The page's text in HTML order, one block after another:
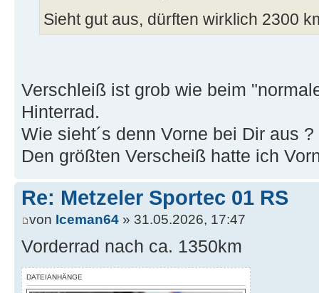
Sieht gut aus, dürften wirklich 2300
Verschleiß ist grob wie beim
Hinterrad.
Wie sieht´s denn Vorne bei Dir aus ?
Den größten Verscheiß hatte ich
Re: Metzeler Sportec 01 RS
von Iceman64 » 31.05.2026, 17:47
Vorderrad nach ca. 1350km
DATEIANHÄNGE